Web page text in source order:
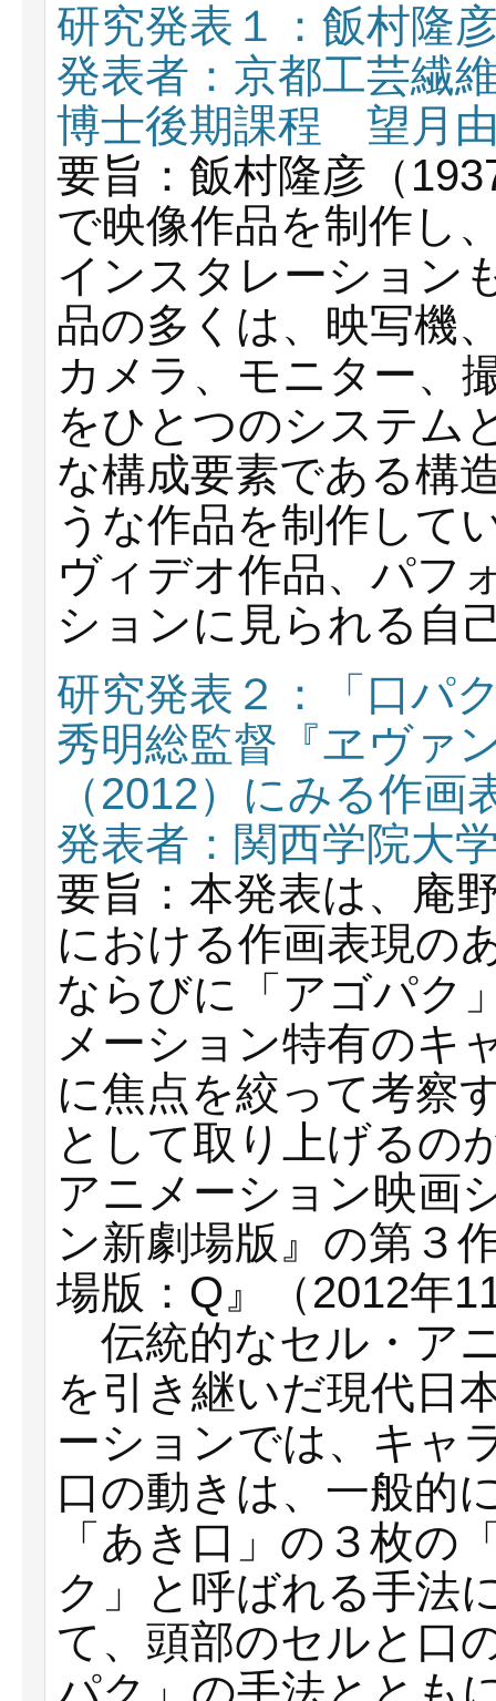
研究発表１：飯村隆
発表者：京都工芸繊
博士後期課程 望月
要旨：飯村隆彦（
で映像作品を制作し
インスタレーション
品の多くは、映写機
カメラ、モニター、
をひとつのシステム
な構成要素である構
うな作品を制作して
ヴィデオ作品、パフ
ションに見られる自
研究発表２：「口パ
秀明総監督『ヱヴァ
（2012）にみる作画
発表者：関西学院大
要旨：本発表は、庵
における作画表現の
ならびに「アゴパク
メーション特有のキ
に焦点を絞って考察
として取り上げるの
アニメーション映画
ン新劇場版』の第３
場版：Q』（2012年
伝統的なセル・ア
を引き継いだ現代日
ーションでは、キャ
口の動きは、一般的
「あき口」の３枚の
ク」と呼ばれる手法
て、頭部のセルと口
パク」の手法ととも